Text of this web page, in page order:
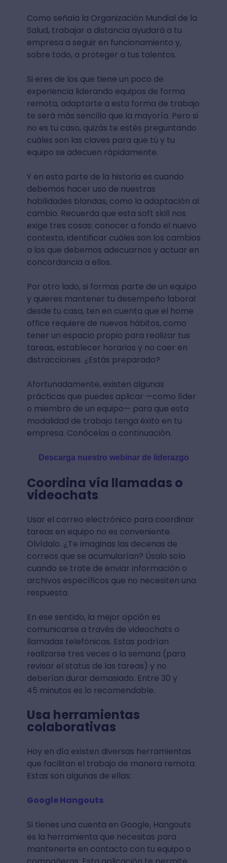
Como señala la Organización Mundial de la
Salud, trabajar a distancia ayudará a tu
empresa a seguir en funcionamiento y,
sobre todo, a proteger a tus talentos.
Si eres de los que tiene un poco de
experiencia liderando equipos de forma
remota, adaptarte a esta forma de trabajo
te será más sencillo que la mayoría. Pero si
no es tu caso, quizás te estés preguntando
cuáles son las claves para que tú y tu
equipo se adecuen rápidamente.
Y en esta parte de la historia es cuando
debemos hacer uso de nuestras
habilidades blandas, como la adaptación al
cambio. Recuerda que esta soft skill nos
exige tres cosas: conocer a fondo el nuevo
contexto, identificar cuáles son los cambios
a los que debemos adecuarnos y actuar en
concordancia a ellos.
Por otro lado, si formas parte de un equipo
y quieres mantener tu desempeño laboral
desde tu casa, ten en cuenta que el home
office requiere de nuevos hábitos, como
tener un espacio propio para realizar tus
tareas, establecer horarios y no caer en
distracciones. ¿Estás preparado?
Afortunadamente, existen algunas
prácticas que puedes aplicar —como líder
o miembro de un equipo— para que esta
modalidad de trabajo tenga éxito en tu
empresa. Conócelas a continuación.
Descarga nuestro webinar de liderazgo
Coordina vía llamadas o
videochats
Usar el correo electrónico para coordinar
tareas en equipo no es conveniente.
Olvídalo. ¿Te imaginas las decenas de
correos que se acumularían? Úsalo solo
cuando se trate de enviar información o
archivos específicos que no necesiten una
respuesta.
En ese sentido, la mejor opción es
comunicarse a través de videochats o
llamadas telefónicas. Estas podrían
realizarse tres veces a la semana (para
revisar el status de las tareas) y no
deberían durar demasiado. Entre 30 y
45 minutos es lo recomendable.
Usa herramientas
colaborativas
Hoy en día existen diversas herramientas
que facilitan el trabajo de manera remota.
Estas son algunas de ellas:
Google Hangouts
Si tienes una cuenta en Google, Hangouts
es la herramienta que necesitas para
mantenerte en contacto con tu equipo o